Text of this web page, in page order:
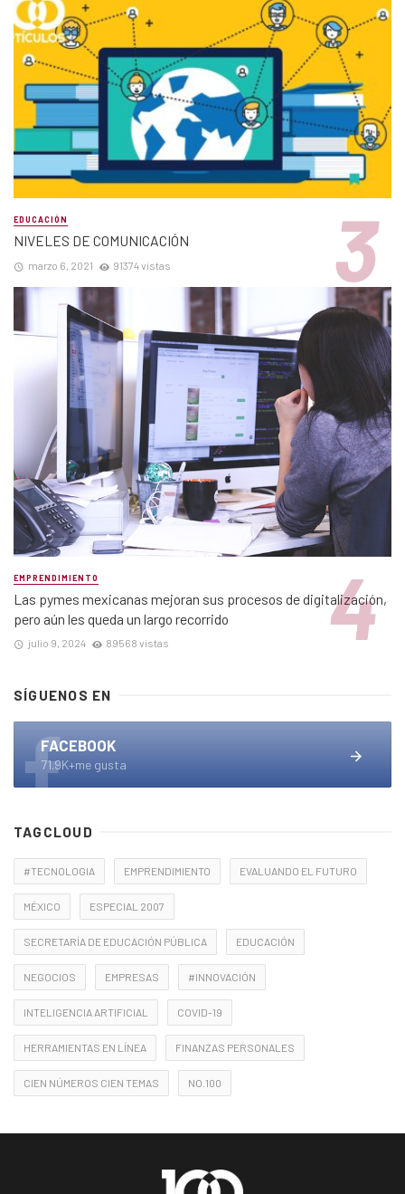
EDUCACIÓN
NIVELES DE COMUNICACIÓN
marzo 6, 2021 91374 vistas
EMPRENDIMIENTO
Las pymes mexicanas mejoran sus procesos de digitalización,
pero aún les queda un largo recorrido
julio 9, 2024 89568 vistas
SÍGUENOS EN
FACEBOOK
71.9K+me gusta
TAGCLOUD
#TECNOLOGIA EMPRENDIMIENTO EVALUANDO EL FUTURO
MÉXICO ESPECIAL 2007
SECRETARÍA DE EDUCACIÓN PÚBLICA EDUCACIÓN
NEGOCIOS EMPRESAS #INNOVACIÓN
INTELIGENCIA ARTIFICIAL COVID-19
HERRAMIENTAS EN LÍNEA FINANZAS PERSONALES
CIEN NÚMEROS CIEN TEMAS NO.100